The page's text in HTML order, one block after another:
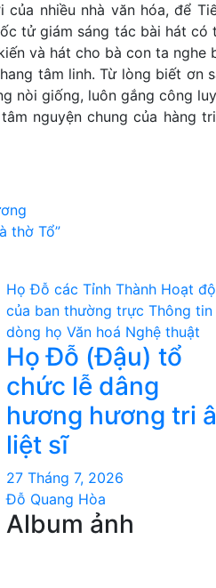
nhiều nhà văn hóa, để
tử giám sáng tác bài hát có
và hát cho bà con ta nghe
tâm linh. Từ lòng biết ơn
nòi giống, luôn gắng công
nguyện chung của hàng
thờ Tổ”
Họ Đỗ các Tỉnh Thành Hoạt
của ban thường trực Thông tin
dòng họ Văn hoá Nghệ thuật
Họ Đỗ (Đậu) tổ
chức lễ dâng
hương hương tri
liệt sĩ
27 Tháng 7, 2026
Đỗ Quang Hòa
Album ảnh